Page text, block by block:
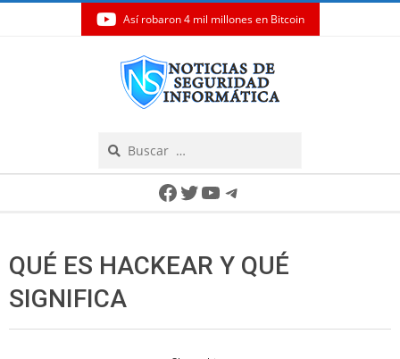
Así robaron 4 mil millones en Bitcoin
Facebook
Twitter
YouTube
Telegram
QUÉ ES HACKEAR Y QUÉ
SIGNIFICA